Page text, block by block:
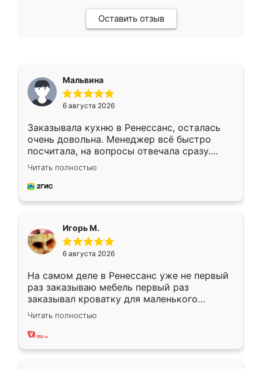
Оставить отзыв
Мальвина
6 августа 2026
Заказывала кухню в Ренессанс, осталась
очень довольна. Менеджер всё быстро
посчитала, на вопросы отвечала сразу.
Замерщик приехал в субботу, подошёл к
делу со всей ответственностью. Собрали
за день, ребята работали аккуратно, даже
Читать полностью
Игорь М.
6 августа 2026
На самом деле в Ренессанс уже не первый
раз заказываю мебель первый раз
заказывал кроватку для маленького
ребёнка при его рождении ,во второй раз
заказал шкаф-купе. По качеству очень
хорошее сборка достаточно быстрая,
Читать полностью